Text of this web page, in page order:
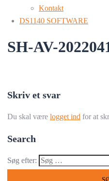
Kontakt
DS1140 SOFTWARE
SH-AV-
Skriv et svar
Du skal være logget ind for at
Search
Søg efter: